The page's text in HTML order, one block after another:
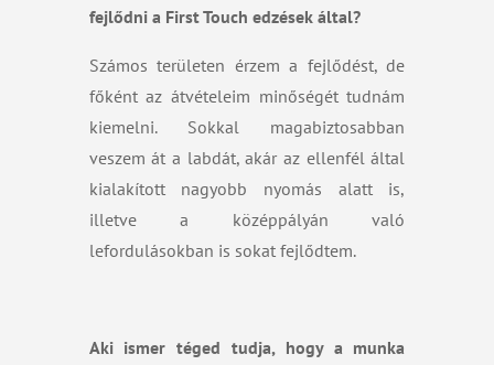
fejlődni a First Touch edzések által?
Számos területen érzem a fejlődést, de
főként az átvételeim minőségét tudnám
kiemelni. Sokkal magabiztosabban
veszem át a labdát, akár az ellenfél által
kialakított nagyobb nyomás alatt is,
illetve a középpályán való
lefordulásokban is sokat fejlődtem.
Aki ismer téged tudja, hogy a munka